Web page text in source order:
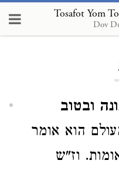
Tosafot Yom
Dov
ובטוב
הוא אומר
וז"ש